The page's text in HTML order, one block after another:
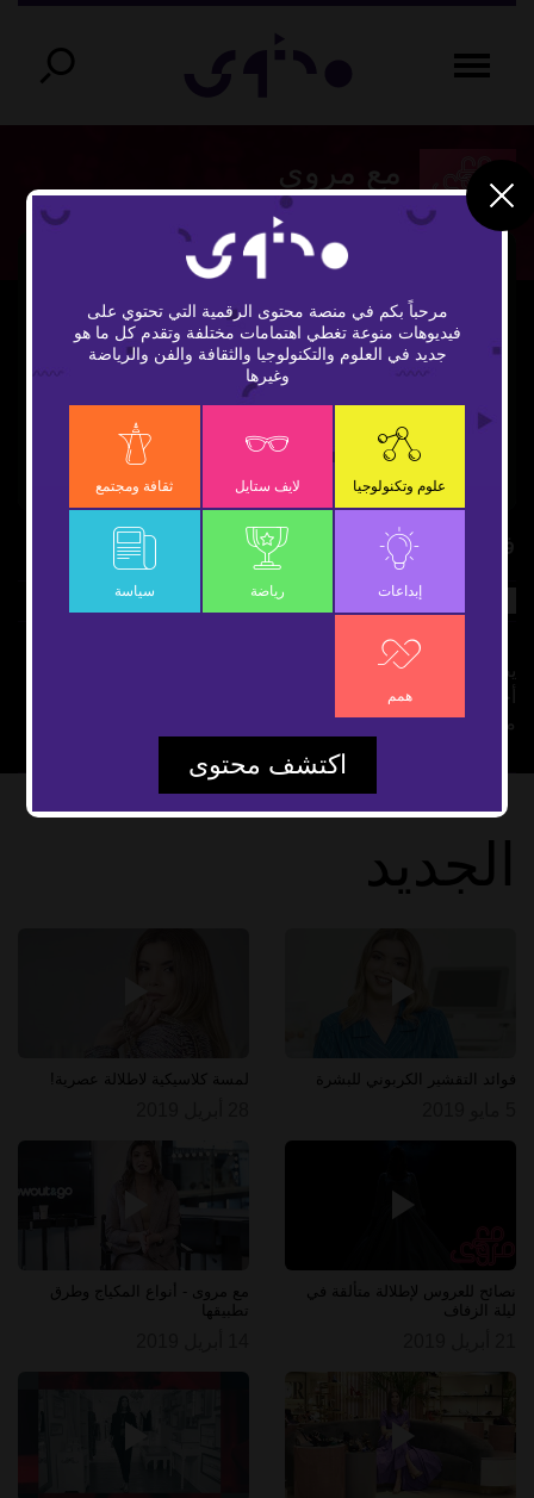
مع مروى
Play
Videoفوائد التقشير الكربوني للبشرة
شارك
يضيق المسام الواسعة ويعالج مشكلة الدهون المفرطة وفوائد
أخرى للتقشير الكربوني للبشرة تتعرفون عليها في حلقة جديدة
من برنامج مع مروى.
الجديد
فوائد التقشير الكربوني للبشرة لمسة كلاسيكية لاطلالة عصرية!
نصائح للعروس لإطلالة متألقة في
ليلة الزفاف
مع مروى - أنواع المكياج وطرق
تطبيقها
مرحباً بكم في منصة محتوى الرقمية التي تحتوي على
فيديوهات منوعة تغطي اهتمامات مختلفة وتقدم كل ما هو
جديد في العلوم والتكنولوجيا والثقافة والفن والرياضة
وغيرها
علوم وتكنولوجيا لايف ستايل ثقافة ومجتمع
إبداعات رياضة سياسة
همم
اكتشف محتوى